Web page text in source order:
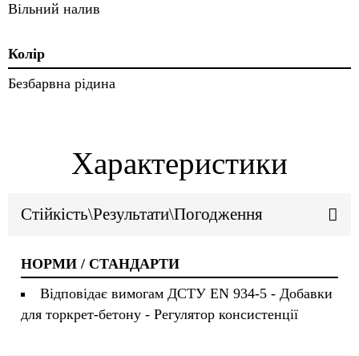
Вільний налив
Колір
Безбарвна рідина
Характеристики
Стійкість\Результати\Погодження
НОРМИ / СТАНДАРТИ
Відповідає вимогам ДСТУ EN 934-5 - Добавки
для торкрет-бетону - Регулятор консистенції